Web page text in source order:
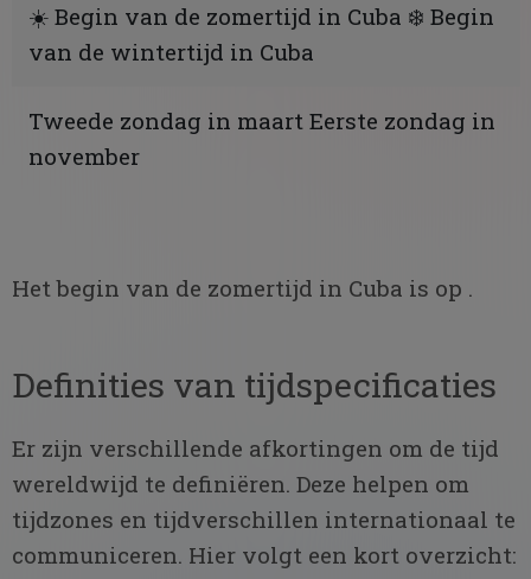
☀️ Begin van de zomertijd in Cuba ❄️ Begin
van de wintertijd in Cuba
Tweede zondag in maart Eerste zondag in
november
Het begin van de zomertijd in Cuba is op .
Definities van tijdspecificaties
Er zijn verschillende afkortingen om de tijd
wereldwijd te definiëren. Deze helpen om
tijdzones en tijdverschillen internationaal te
communiceren. Hier volgt een kort overzicht: